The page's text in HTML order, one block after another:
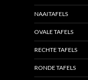
NAAITAFELS
OVALE TAFELS
RECHTE TAFELS
RONDE TAFELS